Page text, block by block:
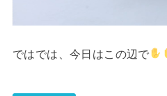
ではでは、今日はこの辺で